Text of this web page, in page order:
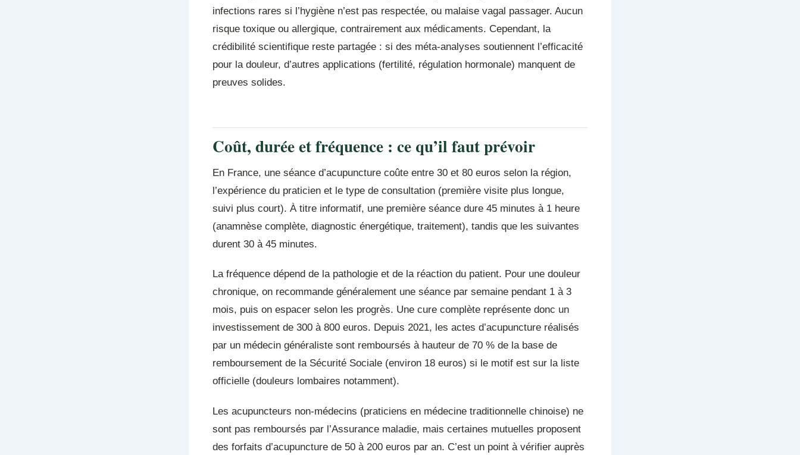
infections rares si l’hygiène n’est pas respectée, ou malaise vagal passager. Aucun
risque toxique ou allergique, contrairement aux médicaments. Cependant, la
crédibilité scientifique reste partagée : si des méta-analyses soutiennent l’efficacité
pour la douleur, d’autres applications (fertilité, régulation hormonale) manquent de
preuves solides.
Coût, durée et fréquence : ce qu’il faut prévoir
En France, une séance d’acupuncture coûte entre 30 et 80 euros selon la région,
l’expérience du praticien et le type de consultation (première visite plus longue,
suivi plus court). À titre informatif, une première séance dure 45 minutes à 1 heure
(anamnèse complète, diagnostic énergétique, traitement), tandis que les suivantes
durent 30 à 45 minutes.
La fréquence dépend de la pathologie et de la réaction du patient. Pour une douleur
chronique, on recommande généralement une séance par semaine pendant 1 à 3
mois, puis on espacer selon les progrès. Une cure complète représente donc un
investissement de 300 à 800 euros. Depuis 2021, les actes d’acupuncture réalisés
par un médecin généraliste sont remboursés à hauteur de 70 % de la base de
remboursement de la Sécurité Sociale (environ 18 euros) si le motif est sur la liste
officielle (douleurs lombaires notamment).
Les acupuncteurs non-médecins (praticiens en médecine traditionnelle chinoise) ne
sont pas remboursés par l’Assurance maladie, mais certaines mutuelles proposent
des forfaits d’acupuncture de 50 à 200 euros par an. C’est un point à vérifier auprès